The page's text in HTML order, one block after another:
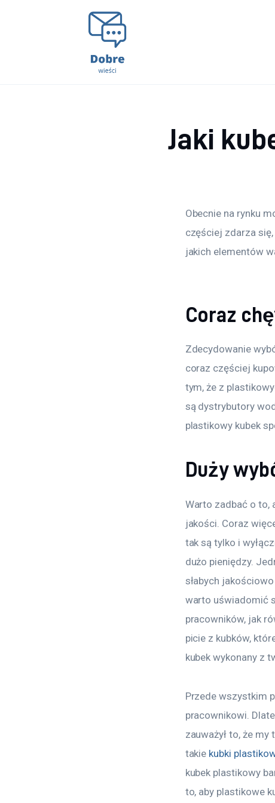
Jaki
Obecnie na rynku
częściej zdarza
jakich elementów
Coraz
Zdecydowanie
coraz częściej
tym, że z
są dystrybutory
plastikowy kubek
Duży
Warto zadbać o to,
jakości. Coraz
tak są tylko i
dużo pieniędzy.
słabych
warto uświadomić
pracowników, jak
picie z kubków,
kubek wykonany z
Przede wszystkim
pracownikowi.
zauważył to, że
takie kubki
kubek plastikowy
to, aby plastikowe